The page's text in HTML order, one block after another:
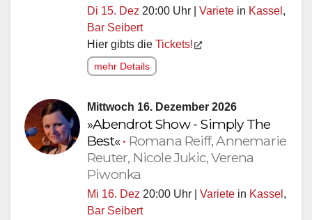
Di 15. Dez 20:00 Uhr | Variete in Kassel ,
Bar Seibert
Hier gibts die Tickets!
mehr Details
Mittwoch 16. Dezember 2026
»Abendrot Show - Simply The
Best«• Romana Reiff, Annemarie
Reuter, Nicole Jukic, Verena
Piwonka
Mi 16. Dez 20:00 Uhr | Variete in Kassel ,
Bar Seibert